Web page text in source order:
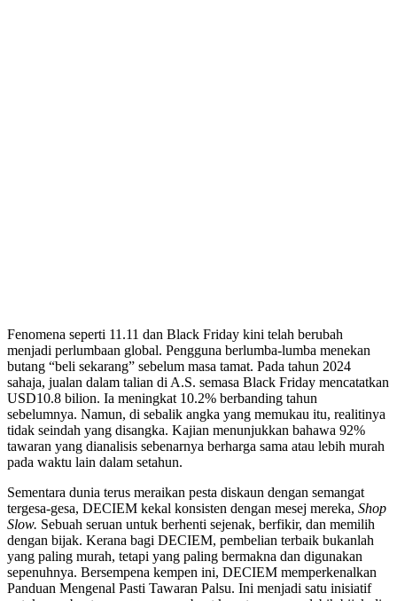
Fenomena seperti 11.11 dan Black Friday kini telah berubah
menjadi perlumbaan global. Pengguna berlumba-lumba menekan
butang “beli sekarang” sebelum masa tamat. Pada tahun 2024
sahaja, jualan dalam talian di A.S. semasa Black Friday mencatatkan
USD10.8 bilion. Ia meningkat 10.2% berbanding tahun
sebelumnya. Namun, di sebalik angka yang memukau itu, realitinya
tidak seindah yang disangka. Kajian menunjukkan bahawa 92%
tawaran yang dianalisis sebenarnya berharga sama atau lebih murah
pada waktu lain dalam setahun.
Sementara dunia terus meraikan pesta diskaun dengan semangat
tergesa-gesa, DECIEM kekal konsisten dengan mesej mereka, Shop
Slow. Sebuah seruan untuk berhenti sejenak, berfikir, dan memilih
dengan bijak. Kerana bagi DECIEM, pembelian terbaik bukanlah
yang paling murah, tetapi yang paling bermakna dan digunakan
sepenuhnya. Bersempena kempen ini, DECIEM memperkenalkan
Panduan Mengenal Pasti Tawaran Palsu. Ini menjadi satu inisiatif